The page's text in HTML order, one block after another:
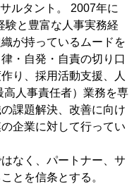
ルタント。 2007年に
験と豊富な人事実務経
が持っているムードを
・自発・自責の切り口
り、採用活動支援、人
人事責任者）業務を専
課題解決、改善に向け
企業に対して行ってい
なく、パートナー、サ
とを信条とする。